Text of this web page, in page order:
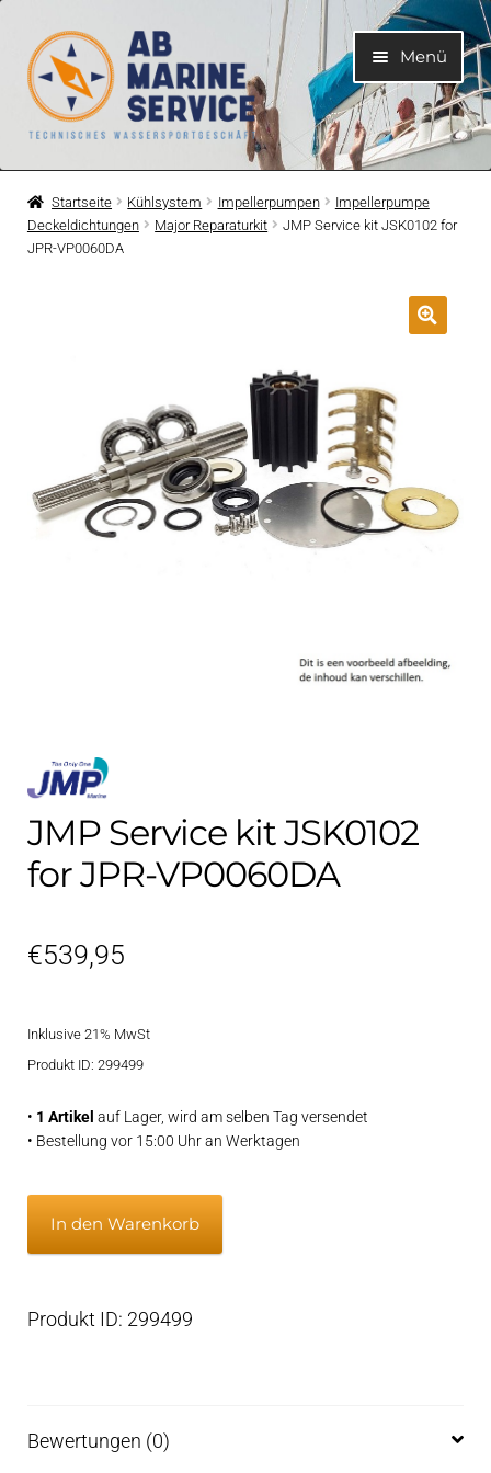
Zur
Navigation
springen
Zum
Inhalt
springen
Menü
Home
Motoren
öffnen
Kühlsystem
Kontakt
öffnen
Startseite Kühlsystem Impellerpumpen
Impellerpumpe
Deckeldichtungen
Major Reparaturkit
JMP Service kit JSK0102 for
JPR-VP0060DA
JMP Service kit JSK0102
for JPR-VP0060DA
€539,95
Inklusive 21% MwSt
Produkt ID: 299499
• 1 Artikel auf Lager, wird am selben Tag versendet
• Bestellung vor 15:00 Uhr an Werktagen
for
In den Warenkorb
Produkt ID: 299499
Bewertungen (0)